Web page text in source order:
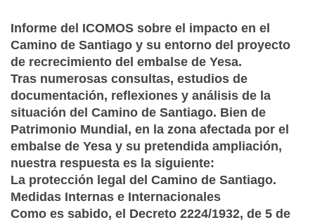
Informe del ICOMOS sobre el impacto en el
Camino de Santiago y su entorno del proyecto
de recrecimiento del embalse de Yesa.
Tras numerosas consultas, estudios de
documentación, reflexiones y análisis de la
situación del Camino de Santiago. Bien de
Patrimonio Mundial, en la zona afectada por el
embalse de Yesa y su pretendida ampliación,
nuestra respuesta es la siguiente:
La protección legal del Camino de Santiago.
Medidas Internas e Internacionales
Como es sabido, el Decreto 2224/1932, de 5 de